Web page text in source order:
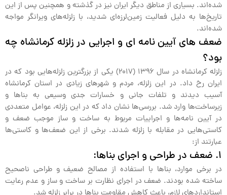
شده‌اند. بسیاری از مناطق دیگر ایران نیز در گذشته و همچنین پس از این
تاریخ‌ها به دلیل فعالیت زمین‌لرزه‌ای شدید، با زلزله‌های ویرانگر مواجه
شده‌اند.
ضعف های آیین نامه ای و اجرایی در زلزله کرمانشاه چه
بود؟
زلزله کرمانشاه در سال ۱۳۹۶ (2017) یکی از بزرگترین زلزله‌هایی بود که در
ایران رخ داد. در این زلزله، مردم و شهرهای زیادی در استان کرمانشاه
آسیب دیدند و تلفات جانی و خسارات جدی وسیعی به بناها و
زیرساخت‌ها وارد شد. بررسی‌ها نشان داد که در این زلزله، عوامل متعددی
در آیین نامه‌ها و اجراییات مربوط به ساخت و ساز موجب ضعف و
کاستی‌هایی در مقابله با زلزله شدند. برخی از این ضعف‌ها و کاستی‌ها
عبارتند از:
1. ضعف در طراحی و اجرای بناها:
در برخی موارد، بناها با استفاده از مصالح ضعیف و طراحی ناصحیح
ساخته شده بودند. ضعف در اجرای نظارت بر ساخت و ساز و عدم رعایت